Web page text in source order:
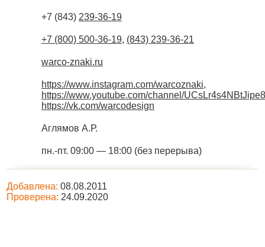
+7 (843) 239-36-19
+7 (800) 500-36-19, (843) 239-36-21
warco-znaki.ru
https://www.instagram.com/warcoznaki,
https://www.youtube.com/channel/
https://vk.com/warcodesign
Аглямов А.Р.
пн.-пт. 09:00 — 18:00 (без перерыва)
Добавлена: 08.08.2011
Проверена: 24.09.2020